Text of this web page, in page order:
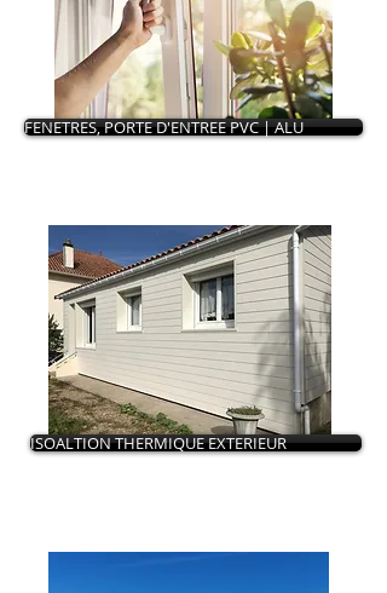
FENETRES, PORTE D'ENTREE PVC | ALU
ISOALTION THERMIQUE EXTERIEUR